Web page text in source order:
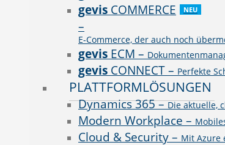
gevis COMMERCE
–
E-Commerce, der auch noch
NEU
gevis ECM –
gevis CONNECT– Perfekte
PLATTFORMLÖSUNGEN
Dynamics 365–Die aktuelle,
Modern Workplace –
Cloud & Security– Mit Azure